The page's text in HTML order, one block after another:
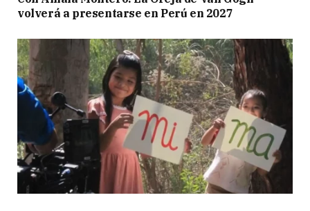
volverá a presentarse en Perú en 2027